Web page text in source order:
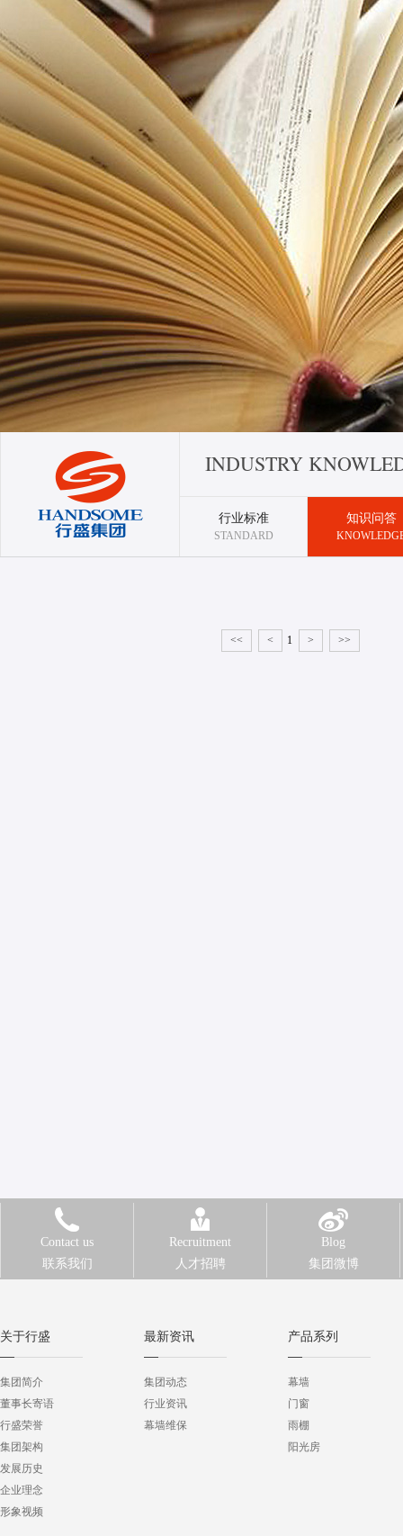
INDUSTRY
行业标准
STANDARD
知识问答
<< < 1 > >>
Contact us
联系我们
Recruitment
人才招聘
Blog
集团微博
关于行盛
集团简介
董事长寄语
行盛荣誉
集团架构
发展历史
企业理念
形象视频
最新资讯
集团动态
行业资讯
幕墙维保
产品系列
幕墙
门窗
雨棚
阳光房